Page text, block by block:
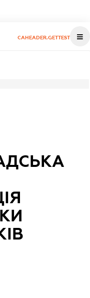
CAHEADER.GETTEST